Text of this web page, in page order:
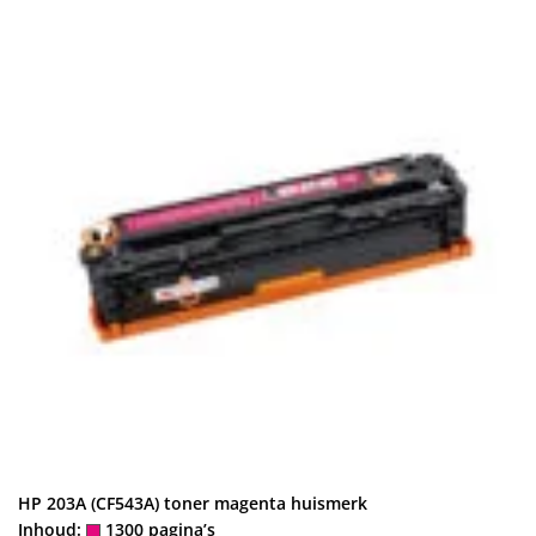
HP 203A (CF543A) toner magenta huismerk
Inhoud:
1300 pagina’s